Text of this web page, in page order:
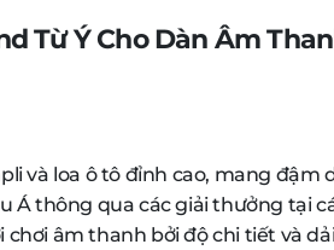
Từ Ý Cho Dàn Âm
và loa ô tô đỉnh cao, mang
thông qua các giải thưởng tại
chơi âm thanh bởi độ chi tiết và